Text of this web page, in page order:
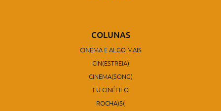
COLUNAS
CINEMA E ALGO MAIS
CIN(ESTREIA)
CINEMA(SONG)
EU CINÉFILO
ROCHA)S(